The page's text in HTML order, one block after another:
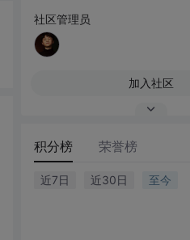
社区管理员
加入社区
积分榜 荣誉榜
近7日 近30日 至今